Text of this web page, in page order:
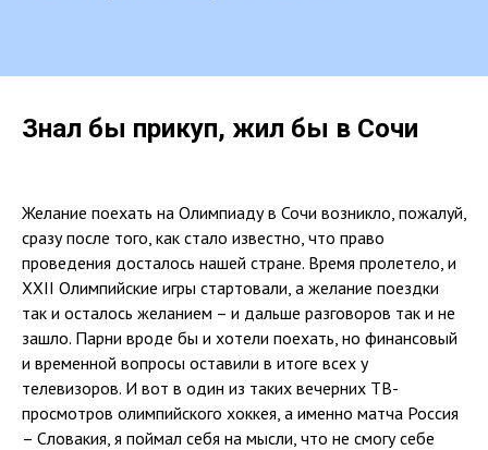
Знал бы прикуп, жил бы в Сочи
Желание поехать на Олимпиаду в Сочи возникло, пожалуй,
сразу после того, как стало известно, что право
проведения досталось нашей стране. Время пролетело, и
XXII Олимпийские игры стартовали, а желание поездки
так и осталось желанием – и дальше разговоров так и не
зашло. Парни вроде бы и хотели поехать, но финансовый
и временной вопросы оставили в итоге всех у
телевизоров. И вот в один из таких вечерних ТВ-
просмотров олимпийского хоккея, а именно матча Россия
– Словакия, я поймал себя на мысли, что не смогу себе